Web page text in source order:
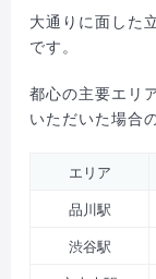
大通りに面した
です。
都心の主要エリ
いただいた場合
エリア
品川駅
渋谷駅